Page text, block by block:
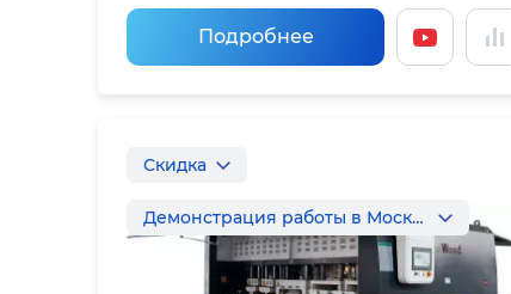
Подробнее
Скидка
Демонстрация работы в Москве